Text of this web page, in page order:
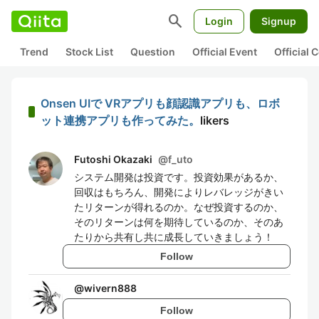
search Login Signup
Trend Stock List Question Official Event Official
Onsen UIで VRアプリも顔認識アプリも、ロボ
ット連携アプリも作ってみた。 likers
Futoshi Okazaki @f_uto
システム開発は投資です。投資効果があるか、
回収はもちろん、開発によりレバレッジがきい
たリターンが得れるのか。なぜ投資するのか、
そのリターンは何を期待しているのか、そのあ
たりから共有し共に成長していきましょう！
Follow
@wivern888
Follow